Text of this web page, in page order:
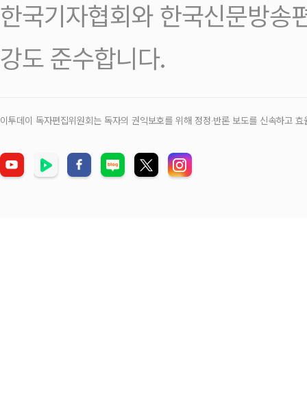
한국기자협회와 한국신문방송
강도 준수합니다.
이투데이 독자편집위원회는 독자의 권익보호를 위해 정정‧반론 보도를 신속하고